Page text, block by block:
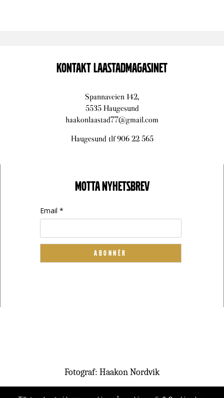
KONTAKT LAASTADMAGASINET
Spannaveien 142,
5535 Haugesund
haakonlaastad77@gmail.com
Haugesund tlf 906 22 565
MOTTA NYHETSBREV
Email *
Fotograf: Haakon Nordvik